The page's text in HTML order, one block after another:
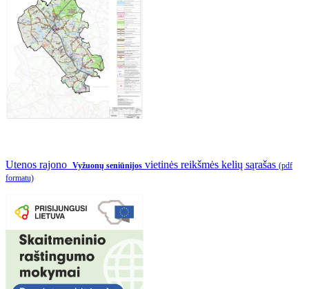
Utenos rajono Vyžuonų seniūnijos vietinės reikšmės kelių sąrašas (pdf
formatu)